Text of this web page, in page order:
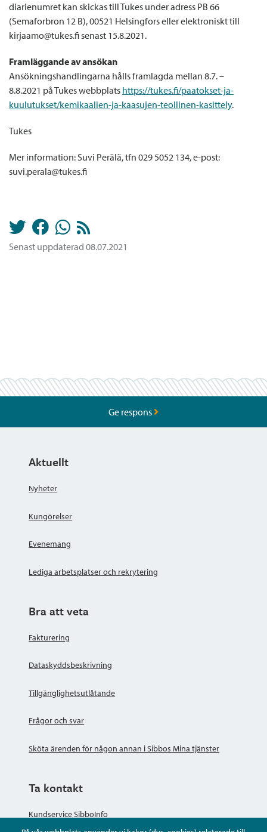
diarienumret kan skickas till Tukes under adress PB 66
(Semaforbron 12 B), 00521 Helsingfors eller elektroniskt till
kirjaamo@tukes.fi senast 15.8.2021.
Framläggande av ansökan
Ansökningshandlingarna hålls framlagda mellan 8.7. –
8.8.2021 på Tukes webbplats https://tukes.fi/paatokset-ja-
kuulutukset/kemikaalien-ja-kaasujen-teollinen-kasittely.
Tukes
Mer information: Suvi Perälä, tfn 029 5052 134, e-post:
suvi.perala@tukes.fi
Senast uppdaterad 08.07.2021
Ge respons
Aktuellt
Nyheter
Kungörelser
Evenemang
Lediga arbetsplatser och rekrytering
Bra att veta
Fakturering
Dataskyddsbeskrivning
Tillgänglighetsutlåtande
Frågor och svar
Sköta ärenden för någon annan i Sibbos Mina tjänster
Ta kontakt
Kundservice SibboInfo